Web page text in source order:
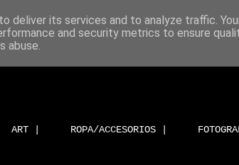
ART | ROPA/ACCESORIOS |
deliver its services and to analyze traffic.
and security metrics to ensure
abuse.